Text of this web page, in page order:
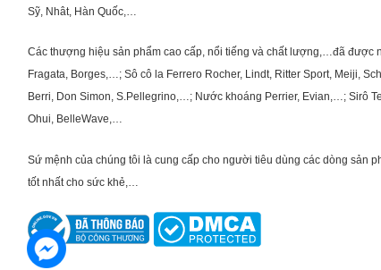
Sỹ, Nhât, Hàn Quốc,…
Các thượng hiệu sản phẩm cao cấp, nổi tiếng và chất lượng,…đã được
Fragata, Borges,…; Sô cô la Ferrero Rocher, Lindt, Ritter Sport, Meiji,
Berri, Don Simon, S.Pellegrino,…; Nước khoáng Perrier, Evian,…; Sirô
Ohui, BelleWave,…
Sứ mệnh của chúng tôi là cung cấp cho người tiêu dùng các dòng sản
tốt nhất cho sức khẻ,…